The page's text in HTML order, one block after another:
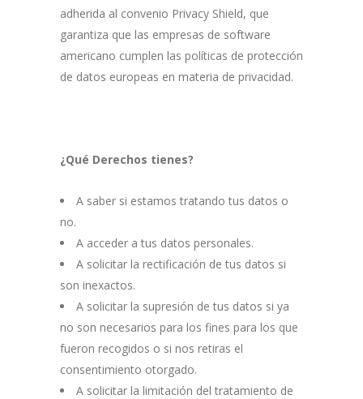
adherida al convenio Privacy Shield, que
garantiza que las empresas de software
americano cumplen las políticas de protección
de datos europeas en materia de privacidad.
¿Qué Derechos tienes?
A saber si estamos tratando tus datos o
no.
A acceder a tus datos personales.
A solicitar la rectificación de tus datos si
son inexactos.
A solicitar la supresión de tus datos si ya
no son necesarios para los fines para los que
fueron recogidos o si nos retiras el
consentimiento otorgado.
A solicitar la limitación del tratamiento de